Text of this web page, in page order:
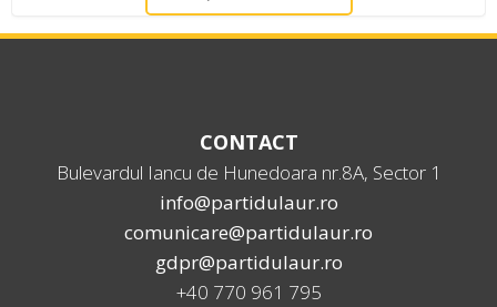
CONTACT
Bulevardul Iancu de Hunedoara nr.8A, Sector 1
info@partidulaur.ro
comunicare@partidulaur.ro
gdpr@partidulaur.ro
+40 770 961 795